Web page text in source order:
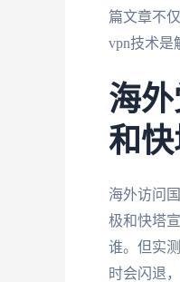
篇文章不
vpn技术是
海
和快
海外访问
极和快塔
谁。但实
时会闪退